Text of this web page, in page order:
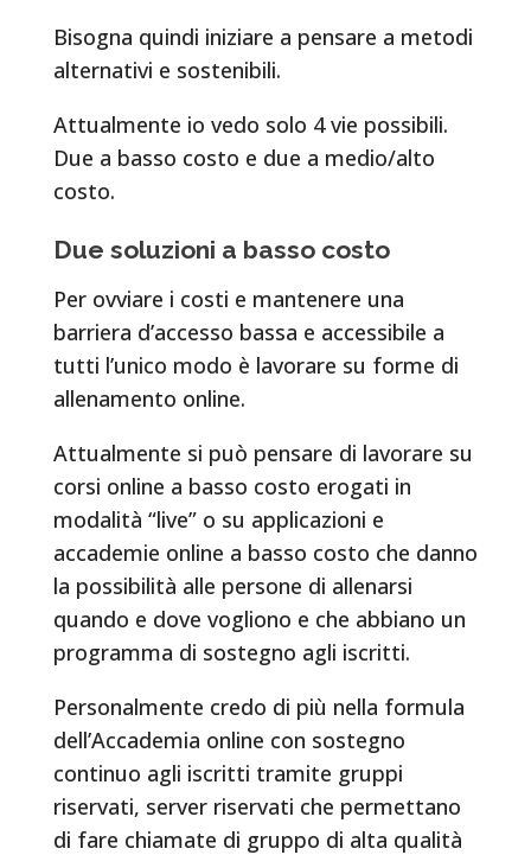
Bisogna quindi iniziare a pensare a metodi
alternativi e sostenibili.
Attualmente io vedo solo 4 vie possibili.
Due a basso costo e due a medio/alto
costo.
Due soluzioni a basso costo
Per ovviare i costi e mantenere una
barriera d’accesso bassa e accessibile a
tutti l’unico modo è lavorare su forme di
allenamento online.
Attualmente si può pensare di lavorare su
corsi online a basso costo erogati in
modalità “live” o su applicazioni e
accademie online a basso costo che danno
la possibilità alle persone di allenarsi
quando e dove vogliono e che abbiano un
programma di sostegno agli iscritti.
Personalmente credo di più nella formula
dell’Accademia online con sostegno
continuo agli iscritti tramite gruppi
riservati, server riservati che permettano
di fare chiamate di gruppo di alta qualità